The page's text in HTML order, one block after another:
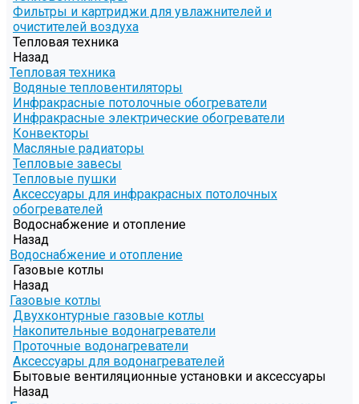
Фильтры и картриджи для увлажнителей и
очистителей воздуха
Тепловая техника
Назад
Тепловая техника
Водяные тепловентиляторы
Инфракрасные потолочные обогреватели
Инфракрасные электрические обогреватели
Конвекторы
Масляные радиаторы
Тепловые завесы
Тепловые пушки
Аксессуары для инфракрасных потолочных
обогревателей
Водоснабжение и отопление
Назад
Водоснабжение и отопление
Газовые котлы
Назад
Газовые котлы
Двухконтурные газовые котлы
Накопительные водонагреватели
Проточные водонагреватели
Аксессуары для водонагревателей
Бытовые вентиляционные установки и аксессуары
Назад